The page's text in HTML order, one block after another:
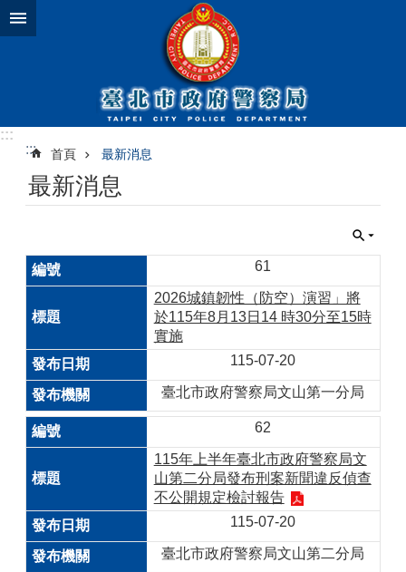
跳到主要內容區塊
:::
:::
首頁 最新消息
最新消息
61
2026城鎮韌性（防空）演習」將
於115年8月13日14 時30分至15時
實施
115-07-20
臺北市政府警察局文山第一分局
62
115年上半年臺北市政府警察局文
山第二分局發布刑案新聞違反偵查
不公開規定檢討報告
115-07-20
臺北市政府警察局文山第二分局